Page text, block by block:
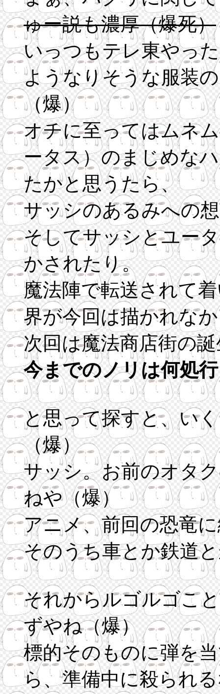
ゅー説も濃厚（爆死）
いっつもテレ東やっ
ようなりそうな服装
（爆）
オチに至ってはムネ
ータス）のまじめな
たかと思うたら、
サッシのあるみへの
そしてサッシとユー
かされたり。
魔法陣で転送されて
界が今回は描かれな
次回は魔法商店街の
今までのノリは何処
と思って探すと、い
（爆）
サッシ。お前のオタ
ねや（爆）
アニメ、前回の恐竜
そのうち車とか鉄道
それからルゴルゴこ
ずやね（爆）
標的そのものに弾を
ら、準備中に殺られ